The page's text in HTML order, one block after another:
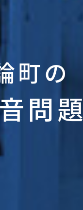
町の
問題